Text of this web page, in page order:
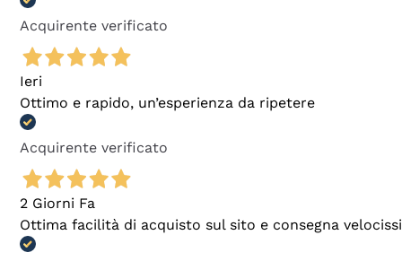
Acquirente verificato
Ieri
Ottimo e rapido, un’esperienza da ripetere
Acquirente verificato
2 Giorni Fa
Ottima facilità di acquisto sul sito e consegna